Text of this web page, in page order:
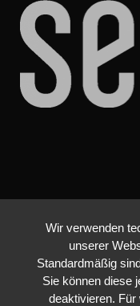
Wir verwenden
unserer
Standardmäßig
Sie können diese
deaktivieren. Für